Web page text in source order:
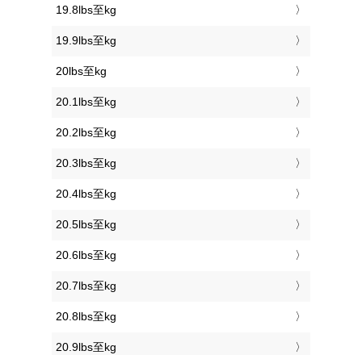
19.8lbs至kg
19.9lbs至kg
20lbs至kg
20.1lbs至kg
20.2lbs至kg
20.3lbs至kg
20.4lbs至kg
20.5lbs至kg
20.6lbs至kg
20.7lbs至kg
20.8lbs至kg
20.9lbs至kg